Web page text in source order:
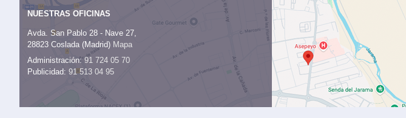
NUESTRAS OFICINAS
Avda. San Pablo 28 - Nave 27,
28823 Coslada (Madrid) Mapa
Administración:91 724 05 70
Publicidad: 91 513 04 95